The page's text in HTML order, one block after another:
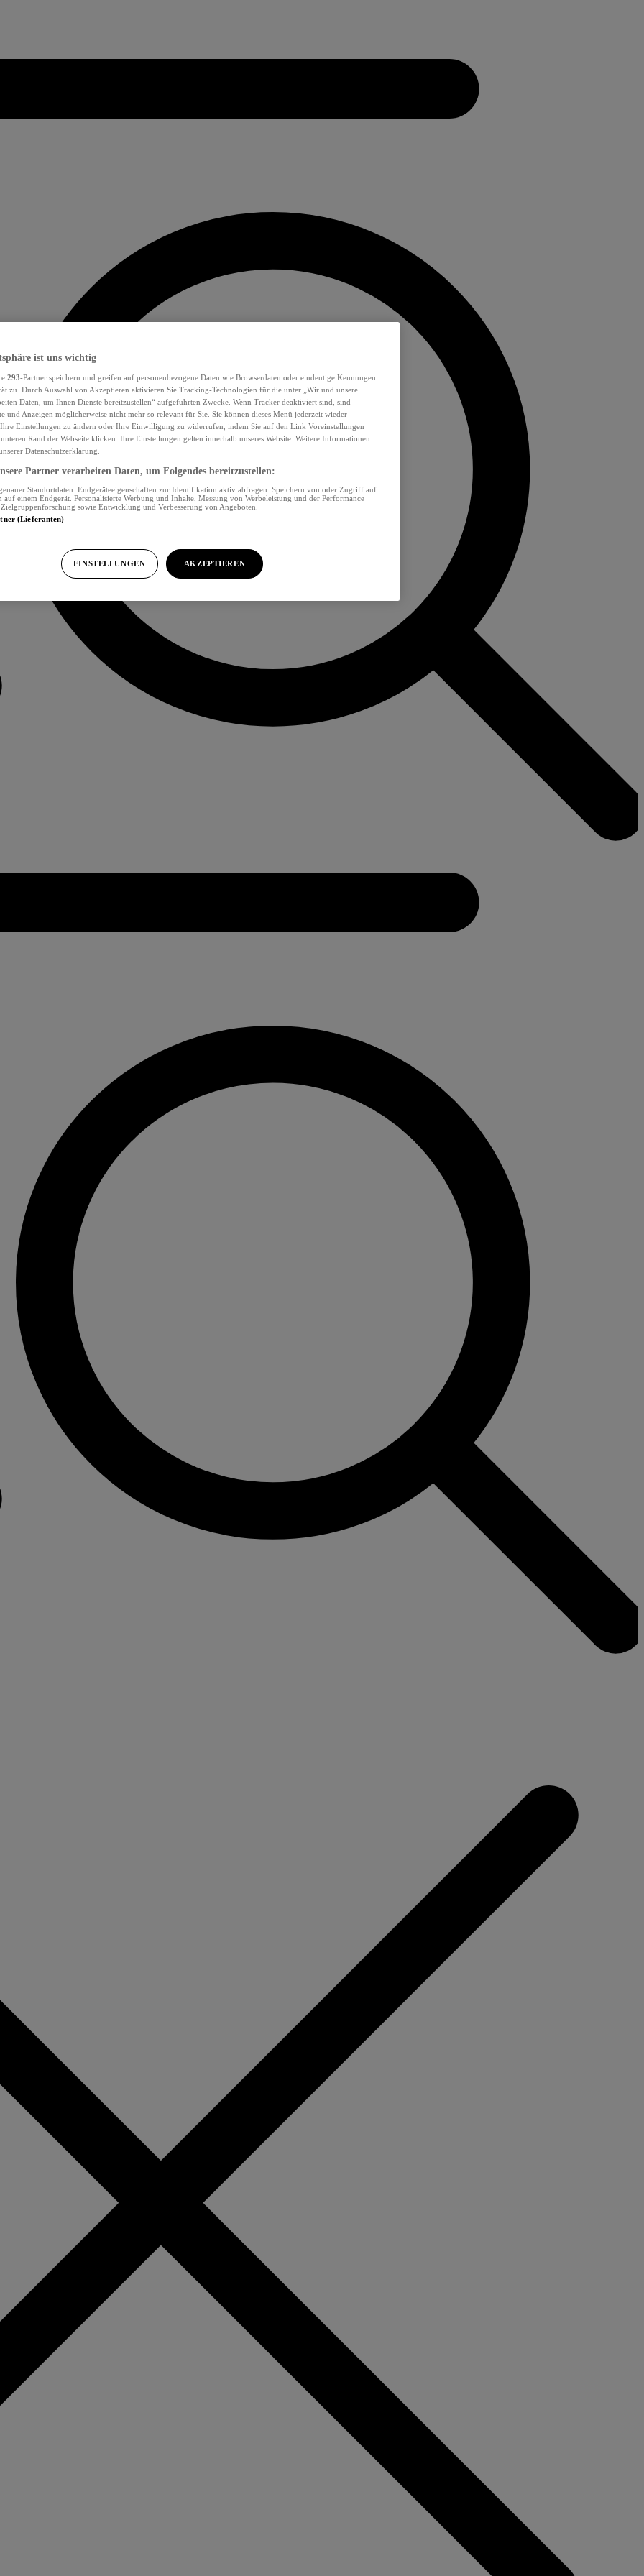
ist uns wichtig
293-Partner speichern und greifen auf personenbezogene Daten wie Browserdaten oder eindeutige Kennungen
zu. Durch Auswahl von Akzeptieren aktivieren Sie Tracking-Technologien für die unter „Wir und unsere
Daten, um Ihnen Dienste bereitzustellen“ aufgeführten Zwecke. Wenn Tracker deaktiviert sind, sind
und Anzeigen möglicherweise nicht mehr so relevant für Sie. Sie können dieses Menü jederzeit wieder
Einstellungen zu ändern oder Ihre Einwilligung zu widerrufen, indem Sie auf den Link Voreinstellungen
Rand der Webseite klicken. Ihre Einstellungen gelten innerhalb unseres Website. Weitere Informationen
Datenschutzerklärung.
Partner verarbeiten Daten, um Folgendes bereitzustellen:
Standortdaten. Endgeräteeigenschaften zur Identifikation aktiv abfragen. Speichern von oder Zugriff auf
einem Endgerät. Personalisierte Werbung und Inhalte, Messung von Werbeleistung und der Performance
sowie Entwicklung und Verbesserung von Angeboten.
(Lieferanten)
EINSTELLUNGEN AKZEPTIEREN